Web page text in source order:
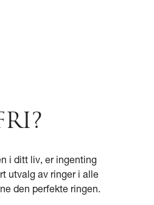
i ditt liv, er ingenting
utvalg av ringer i alle
den perfekte ringen.